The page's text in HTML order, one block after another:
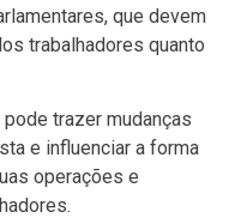
que devem
trabalhadores quanto
trazer mudanças
e influenciar a forma
operações e